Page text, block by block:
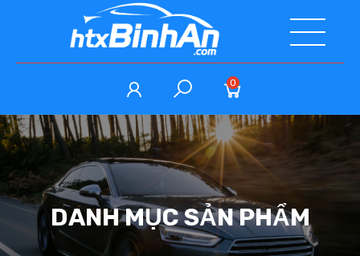
0
DANH MỤC SẢN PHẨM